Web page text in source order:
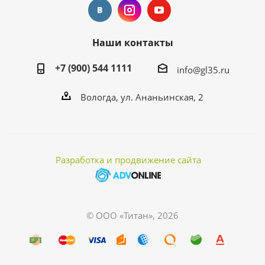
Наши контакты
+7 (900) 544 1111
info@gl35.ru
Вологда, ул. Ананьинская, 2
Разработка и продвижение сайта
© ООО «Титан», 2026